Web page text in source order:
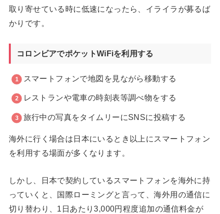
取り寄せている時に低速になったら、イライラが募るば
かりです。
コロンビアでポケットWiFiを利用する
スマートフォンで地図を見ながら移動する
レストランや電車の時刻表等調べ物をする
旅行中の写真をタイムリーにSNSに投稿する
海外に行く場合は日本にいるとき以上にスマートフォン
を利用する場面が多くなります。
しかし、日本で契約しているスマートフォンを海外に持
っていくと、国際ローミングと言って、海外用の通信に
切り替わり、1日あたり3,000円程度追加の通信料金が